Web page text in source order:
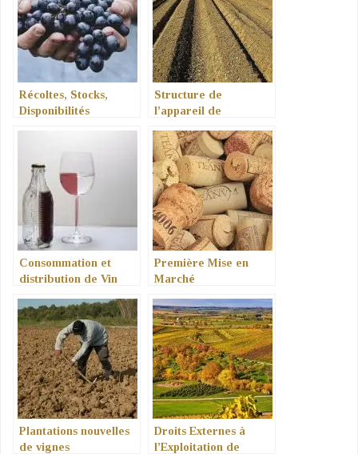
Récoltes, Stocks,
Disponibilités
Structure de
l’appareil de
Consommation et
distribution de Vin
Première Mise en
Marché
Plantations nouvelles
de vignes
Droits Externes à
l’Exploitation de